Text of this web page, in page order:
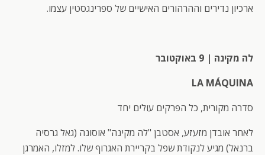
ארכיון נדירים וההרהורים האישיים של ספרינגסטין עצמו.
לה מקינה | 9 באוקטובר
LA MÁQUINA
סדרה מקורית, כל הפרקים עולים יחד
לאחר אובדן מזעזע, אסטבן "לה מקינה" אוסונה (גאל גרסיה
ברנאל) מגיע לנקודת שפל בקריירת האגרוף שלו. למזלו, האמרגן